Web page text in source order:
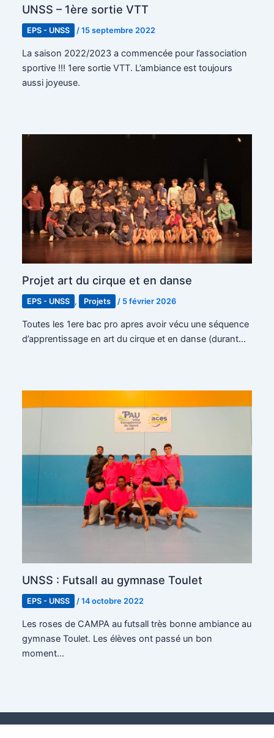
UNSS – 1ère sortie VTT
EPS - UNSS /15 septembre 2022
La saison 2022/2023 a commencée pour l’association
sportive !!! 1ere sortie VTT. L’ambiance est toujours
aussi joyeuse.
Projet art du cirque et en danse
EPS - UNSS , Projets / 5 février 2026
Toutes les 1ere bac pro apres avoir vécu une séquence
d’apprentissage en art du cirque et en danse (durant…
UNSS : Futsall au gymnase Toulet
EPS - UNSS /14 octobre 2022
Les roses de CAMPA au futsall très bonne ambiance au
gymnase Toulet. Les élèves ont passé un bon
moment…